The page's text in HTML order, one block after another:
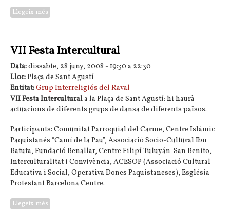
Llegeix més
VII Festa Intercultural
Data:dissabte, 28 juny, 2008 - 19:30 a 22:30
Lloc:Plaça de Sant Agustí
Entitat:Grup Interreligiós del Raval
VII Festa Interculturala la Plaça de Sant Agustí: hi haurà
actuacions de diferents grups de dansa de diferents països.
Participants: Comunitat Parroquial del Carme, Centre Islàmic
Paquistanés “Camí de la Pau”, Associació Socio-Cultural Ibn
Batuta, Fundació Benallar, Centre Filipí Tuluyán-San Benito,
Interculturalitat i Convivència, ACESOP (Associació Cultural
Educativa i Social, Operativa Dones Paquistaneses), Església
Protestant Barcelona Centre.
Llegeix més